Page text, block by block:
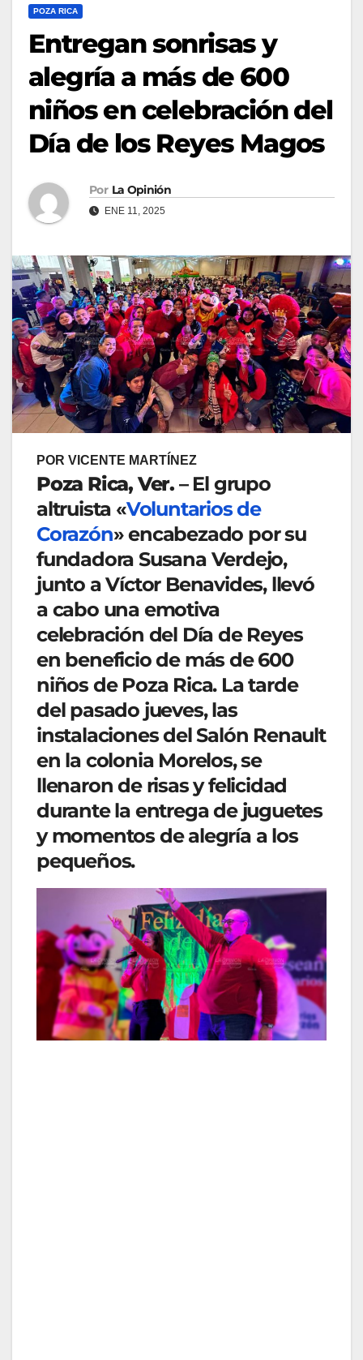
POZA RICA
Entregan sonrisas y
alegría a más de 600
niños en celebración del
Día de los Reyes Magos
Por La Opinión
ENE 11, 2025
POR VICENTE MARTÍNEZ
Poza Rica, Ver. – El grupo
altruista «Voluntarios de
Corazón» encabezado por su
fundadora Susana Verdejo,
junto a Víctor Benavides, llevó
a cabo una emotiva
celebración del Día de Reyes
en beneficio de más de 600
niños de Poza Rica. La tarde
del pasado jueves, las
instalaciones del Salón Renault
en la colonia Morelos, se
llenaron de risas y felicidad
durante la entrega de juguetes
y momentos de alegría a los
pequeños.